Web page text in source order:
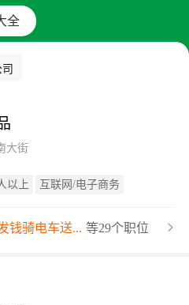
全
大街
以上 互联网/电子商务
钱骑电车送... 等29个职位